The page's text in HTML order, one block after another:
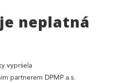
neplatná
vypršela
partnerem DPMP a.s.